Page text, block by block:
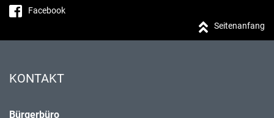
Facebook
Seitenanfang
KONTAKT
Bürgerbüro